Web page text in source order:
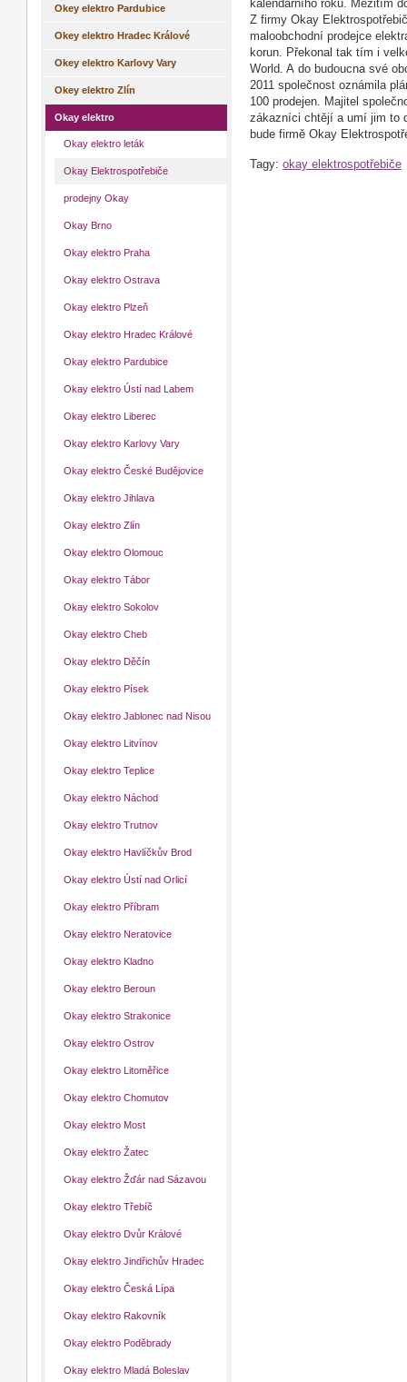
kalendářního roku. Mezitím
Z firmy Okay
maloobchodní prodejce
korun. Překonal tak tím i
World. A do budoucna své
2011 společnost oznámila
100 prodejen. Majitel
zákazníci chtějí a umí jim to
bude firmě Okay
Tagy: okay elektrospotřebiče
Okey elektro Pardubice
Okey elektro Hradec Králové
Okey elektro Karlovy Vary
Okey elektro Zlín
Okay elektro
Okay elektro leták
Okay Elektrospotřebiče
prodejny Okay
Okay Brno
Okay elektro Praha
Okay elektro Ostrava
Okay elektro Plzeň
Okay elektro Hradec Králové
Okay elektro Pardubice
Okay elektro Ústí nad Labem
Okay elektro Liberec
Okay elektro Karlovy Vary
Okay elektro České Budějovice
Okay elektro Jihlava
Okay elektro Zlín
Okay elektro Olomouc
Okay elektro Tábor
Okay elektro Sokolov
Okay elektro Cheb
Okay elektro Děčín
Okay elektro Písek
Okay elektro Jablonec nad Nisou
Okay elektro Litvínov
Okay elektro Teplice
Okay elektro Náchod
Okay elektro Trutnov
Okay elektro Havlíčkův Brod
Okay elektro Ústí nad Orlicí
Okay elektro Příbram
Okay elektro Neratovice
Okay elektro Kladno
Okay elektro Beroun
Okay elektro Strakonice
Okay elektro Ostrov
Okay elektro Litoměřice
Okay elektro Chomutov
Okay elektro Most
Okay elektro Žatec
Okay elektro Žďár nad Sázavou
Okay elektro Třebíč
Okay elektro Dvůr Králové
Okay elektro Jindřichův Hradec
Okay elektro Česká Lípa
Okay elektro Rakovník
Okay elektro Poděbrady
Okay elektro Mladá Boleslav